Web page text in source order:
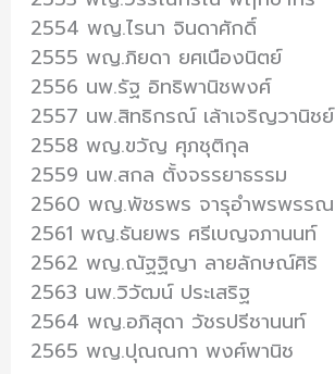
2554 พญ.ไรนา จินดาศักดิ์
2555 พญ.ภิยดา ยศเนืองนิตย์
2556 นพ.รัฐ อิทธิพานิชพงศ์
2557 นพ.สิทธิกรณ์ เล้าเจริญวานิชย์
2558 พญ.ขวัญ ศุภชุติกุล
2559 นพ.สกล ตั้งจรรยาธรรม
2560 พญ.พัชรพร จารุอำพรพรรณ
2561 พญ.ธันยพร ศรีเบญจภานนท์
2562 พญ.ณัฐฐิญา ลายลักษณ์ศิริ
2563 นพ.วิวัฒน์ ประเสริฐ
2564 พญ.อภิสุดา วัชรปรีชานนท์
2565 พญ.ปุณณกา พงศ์พานิช